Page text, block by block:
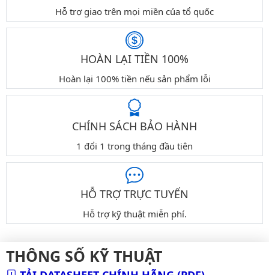
Hỗ trợ giao trên mọi miền của tổ quốc
HOÀN LẠI TIỀN 100%
Hoàn lại 100% tiền nếu sản phẩm lỗi
CHÍNH SÁCH BẢO HÀNH
1 đổi 1 trong tháng đầu tiên
HỖ TRỢ TRỰC TUYẾN
Hỗ trợ kỹ thuật miễn phí.
THÔNG SỐ KỸ THUẬT